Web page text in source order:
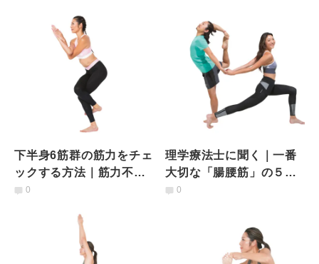
下半身6筋群の筋力をチェ
ックする方法｜筋力不足
を防ごう！【理学療法士
0
理学療法士に聞く｜一番
大切な「腸腰筋」の５つ
の力が目覚めるポーズ
0